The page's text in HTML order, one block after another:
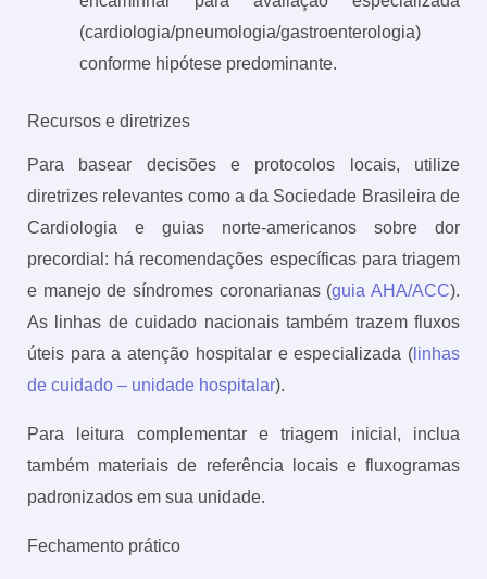
(cardiologia/pneumologia/gastroenterologia)
conforme hipótese predominante.
Recursos e diretrizes
Para basear decisões e protocolos locais, utilize
diretrizes relevantes como a da Sociedade Brasileira de
Cardiologia e guias norte-americanos sobre dor
precordial: há recomendações específicas para triagem
e manejo de síndromes coronarianas (guia AHA/ACC).
As linhas de cuidado nacionais também trazem fluxos
úteis para a atenção hospitalar e especializada ( linhas
de cuidado – unidade hospitalar).
Para leitura complementar e triagem inicial, inclua
também materiais de referência locais e fluxogramas
padronizados em sua unidade.
Fechamento prático